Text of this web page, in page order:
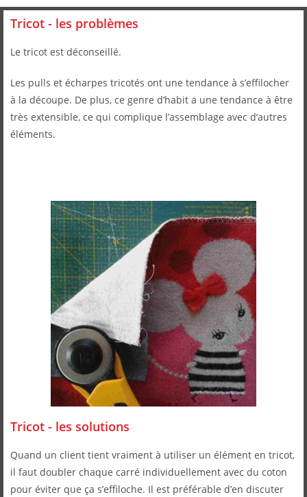
Tricot - les problèmes
Le tricot est déconseillé.
Les pulls et écharpes tricotés ont une tendance à s’effilocher
à la découpe. De plus, ce genre d’habit a une tendance à être
très extensible, ce qui complique l’assemblage avec d’autres
éléments.
Tricot - les solutions
Quand un client tient vraiment à utiliser un élément en tricot,
il faut doubler chaque carré individuellement avec du coton
pour éviter que ça s’effiloche. Il est préférable d’en discuter